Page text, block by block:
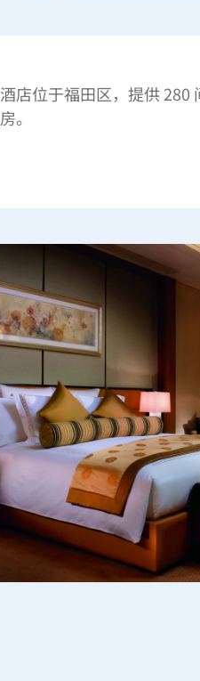
酒店位于福田区，提供 280
房。